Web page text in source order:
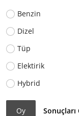
Benzin
Dizel
Tüp
Elektirik
Hybrid
Oy